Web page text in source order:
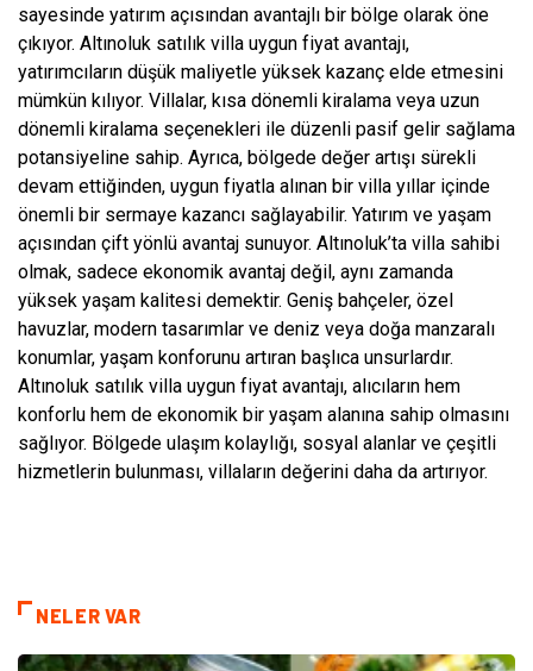
sayesinde yatırım açısından avantajlı bir bölge olarak öne
çıkıyor. Altınoluk satılık villa uygun fiyat avantajı,
yatırımcıların düşük maliyetle yüksek kazanç elde etmesini
mümkün kılıyor. Villalar, kısa dönemli kiralama veya uzun
dönemli kiralama seçenekleri ile düzenli pasif gelir sağlama
potansiyeline sahip. Ayrıca, bölgede değer artışı sürekli
devam ettiğinden, uygun fiyatla alınan bir villa yıllar içinde
önemli bir sermaye kazancı sağlayabilir. Yatırım ve yaşam
açısından çift yönlü avantaj sunuyor. Altınoluk’ta villa sahibi
olmak, sadece ekonomik avantaj değil, aynı zamanda
yüksek yaşam kalitesi demektir. Geniş bahçeler, özel
havuzlar, modern tasarımlar ve deniz veya doğa manzaralı
konumlar, yaşam konforunu artıran başlıca unsurlardır.
Altınoluk satılık villa uygun fiyat avantajı, alıcıların hem
konforlu hem de ekonomik bir yaşam alanına sahip olmasını
sağlıyor. Bölgede ulaşım kolaylığı, sosyal alanlar ve çeşitli
hizmetlerin bulunması, villaların değerini daha da artırıyor.
NELER VAR